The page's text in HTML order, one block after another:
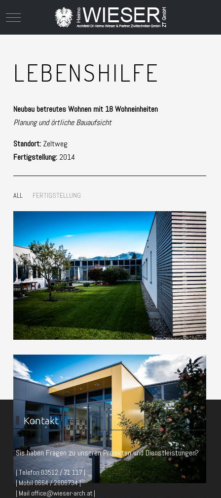
Mobile Menu Toggle
LEBENSHILFE
Neubau betreutes Wohnen mit 18 Wohneinheiten
Planung und örtliche Bauaufsicht
Standort: Zeltweg
Fertigstellung: 2014
ALL FERTIGSTELLUNG
Kontakt
Sie haben Fragen zu unseren Projekten und Dienstleistungen?
| Telefon 03512 / 71 117 |
| Mobil 0664 / 2606734 |
| Mail office@wieser-arch.at |